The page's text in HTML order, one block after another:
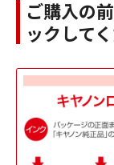
ご購入の
ックしてく